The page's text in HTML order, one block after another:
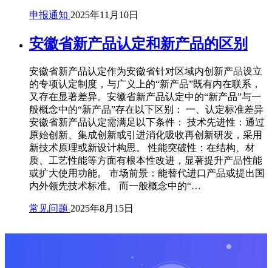
申报通知 2025年11月10日
安徽省新产品认定和新产品的区别
安徽省新产品认定作为安徽省针对区域内创新产品设立
的专项认定制度，与广义上的“新产品”既有内在联系，
又存在显著差异。安徽省新产品认定中的“新产品”与一
般概念中的“新产品”存在以下区别： 一、认定标准差异
安徽省新产品认定需满足以下条件： ‌技术先进性‌：通过
原始创新、集成创新或引进消化吸收再创新研发，采用
新技术原理或新设计构思。‌ ‌性能突破性‌：在结构、材
质、工艺性能等方面有根本性改进，显著提升产品性能
或扩大使用功能。‌ ‌市场前景‌：能替代进口产品或提出国
内外领先技术标准。‌ 而一般概念中的“…
常见问题 2025年8月15日